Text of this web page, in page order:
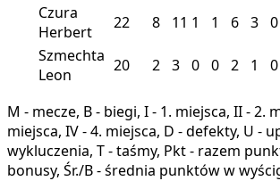
Czura
Herbert
22 8 11 1 1 6 3 0
Szmechta
Leon
20 2 3 0 0 2 1 0
M - mecze, B - biegi, I - 1. miejsca, II - 2.
miejsca, IV - 4. miejsca, D - defekty, U -
wykluczenia, T - taśmy, Pkt - razem
bonusy, Śr./B - średnia punktów w